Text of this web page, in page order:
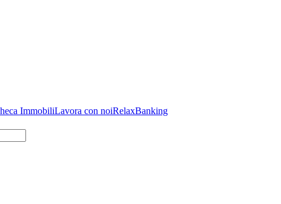
ImmobiliLavora con noiRelaxBanking